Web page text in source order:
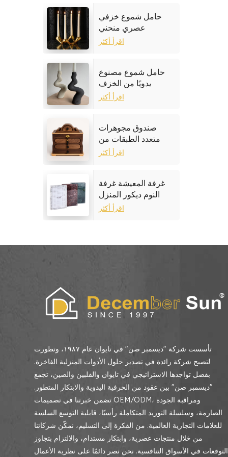
حامل شموع خزفي
عصري منحني
اقرأ أكثر
حامل شموع مصنوع
يدويًا من الخزف
الحجري
اقرأ أكثر
صندوق مجوهرات
متعدد الطبقات من
خشب الجوز
اقرأ أكثر
غرفة المعيشة غرفة
النوم ديكور المنزل
إطار الصورة الرخام
اقرأ أكثر
تأسست شركة "ديسمبر صن" في تايوان عام ١٩٨٧، وتطورت
لتصبح شركة رائدة في تصدير حلول الأدوات المنزلية الفاخرة.
بفضل تواجدها الاستراتيجي في تايوان والفلبين والصين، تجمع
"ديسمبر صن" بين عقود من الحرفية اليدوية والابتكار المتطور.
تضمن خبرتنا في تصميمات OEM/ODM، ومراقبة الجودة
الصارمة، وسلسلة التوريد المتكاملة رأسيًا، قابلية التوسع السلسة
للعلامات التجارية العالمية. من الفكرة إلى التسليم، نمكّن شركائنا
من خلال منتجات عصرية، وابتكار مستدام، والالتزام بتجاوز
التوقعات في الأسواق التنافسية. نحن نصر دائمًا على نظرية الأعمال